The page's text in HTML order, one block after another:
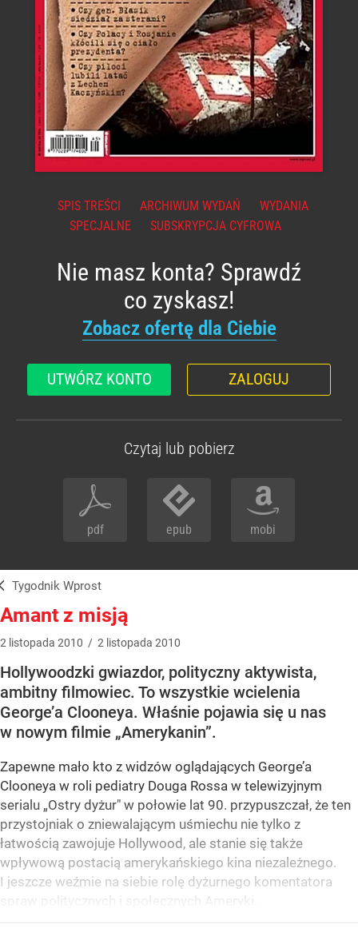
SPIS TREŚCI ARCHIWUM WYDAŃ
WYDANIA
SPECJALNE
SUBSKRYPCJA CYFROWA
Nie masz konta? Sprawdź
co zyskasz!
Zobacz ofertę dla Ciebie
UTWÓRZ KONTO ZALOGUJ
Czytaj lub pobierz
pdf epub mobi
Tygodnik Wprost
Amant z misją
2 listopada 2010 / 2 listopada 2010
Hollywoodzki gwiazdor, polityczny aktywista,
ambitny filmowiec. To wszystkie wcielenia
George’a Clooneya. Właśnie pojawia się u nas
w nowym filmie „Amerykanin”.
Zapewne mało kto z widzów oglądających George’a
Clooneya w roli pediatry Douga Rossa w telewizyjnym
serialu „Ostry dyżur" w połowie lat 90. przypuszczał, że ten
przystojniak o zniewalającym uśmiechu nie tylko z
łatwością zawojuje Hollywood, ale stanie się także
wpływową postacią amerykańskiego kina niezależnego.
I jeszcze weźmie na siebie rolę dyżurnego komentatora
spraw politycznych i społecznych Ameryki.